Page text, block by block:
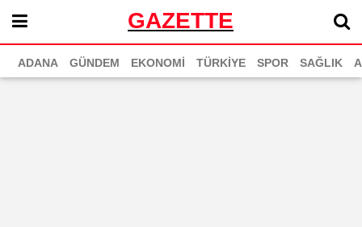
GAZETTE
ADANA GÜNDEM EKONOMİ TÜRKİYE SPOR SAĞLIK